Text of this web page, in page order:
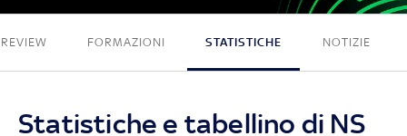
FORMAZIONI STATISTICHE NOTIZIE
Statistiche e tabellino di NS